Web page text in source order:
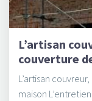
L’artisan
couverture
L’artisan
maison